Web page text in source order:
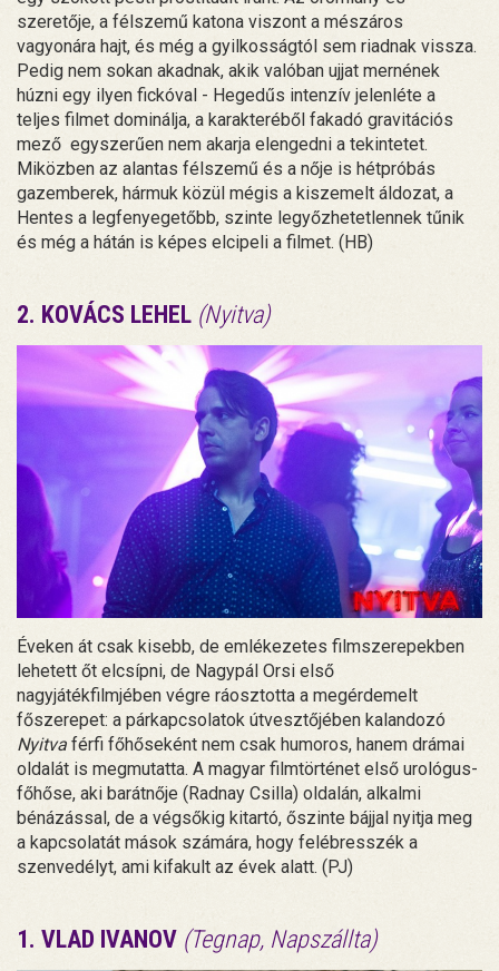
szeretője, a félszemű katona viszont a mészáros
vagyonára hajt, és még a gyilkosságtól sem riadnak vissza.
Pedig nem sokan akadnak, akik valóban ujjat mernének
húzni egy ilyen fickóval - Hegedűs intenzív jelenléte a
teljes filmet dominálja, a karakteréből fakadó gravitációs
mező egyszerűen nem akarja elengedni a tekintetet.
Miközben az alantas félszemű és a nője is hétpróbás
gazemberek, hármuk közül mégis a kiszemelt áldozat, a
Hentes a legfenyegetőbb, szinte legyőzhetetlennek tűnik
és még a hátán is képes elcipeli a filmet. (HB)
2. KOVÁCS LEHEL (Nyitva)
Éveken át csak kisebb, de emlékezetes filmszerepekben
lehetett őt elcsípni, de Nagypál Orsi első
nagyjátékfilmjében végre ráosztotta a megérdemelt
főszerepet: a párkapcsolatok útvesztőjében kalandozó
Nyitva férfi főhőseként nem csak humoros, hanem drámai
oldalát is megmutatta. A magyar filmtörténet első urológus-
főhőse, aki barátnője (Radnay Csilla) oldalán, alkalmi
bénázással, de a végsőkig kitartó, őszinte bájjal nyitja meg
a kapcsolatát mások számára, hogy felébresszék a
szenvedélyt, ami kifakult az évek alatt. (PJ)
1. VLAD IVANOV (Tegnap, Napszállta)